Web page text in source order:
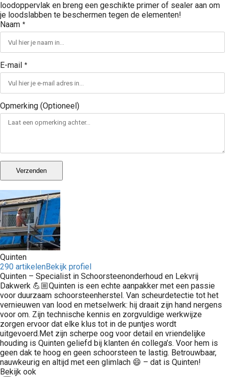
loodoppervlak en breng een geschikte primer of sealer aan om
je loodslabben te beschermen tegen de elementen!
Naam *
E-mail *
Opmerking (Optioneel)
Verzenden
Quinten
290 artikelenBekijk profiel
Quinten – Specialist in Schoorsteenonderhoud en Lekvrij
Dakwerk 💪🏼Quinten is een echte aanpakker met een passie
voor duurzaam schoorsteenherstel. Van scheurdetectie tot het
vernieuwen van lood en metselwerk: hij draait zijn hand nergens
voor om. Zijn technische kennis en zorgvuldige werkwijze
zorgen ervoor dat elke klus tot in de puntjes wordt
uitgevoerd.Met zijn scherpe oog voor detail en vriendelijke
houding is Quinten geliefd bij klanten én collega’s. Voor hem is
geen dak te hoog en geen schoorsteen te lastig. Betrouwbaar,
nauwkeurig en altijd met een glimlach 😄 – dat is Quinten!
Bekijk ook